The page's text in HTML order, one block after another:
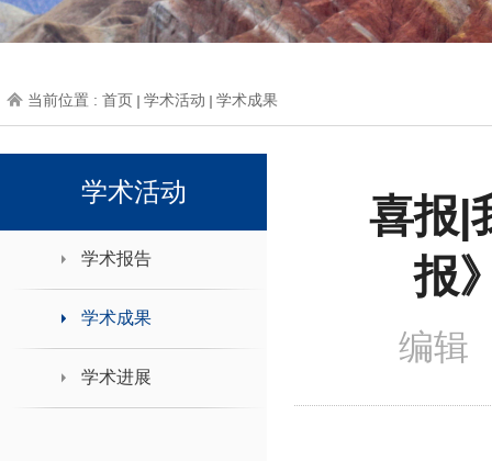
师资力量
学院院刊
党政联席会议纪要
人力资源会议纪要
办事指南
年度考核
下载专区
科研
地科
当前位置 : 首页 学术活动 学术成果
学术活动
学术报告
学术成果
学术进展
喜报|
报
编辑